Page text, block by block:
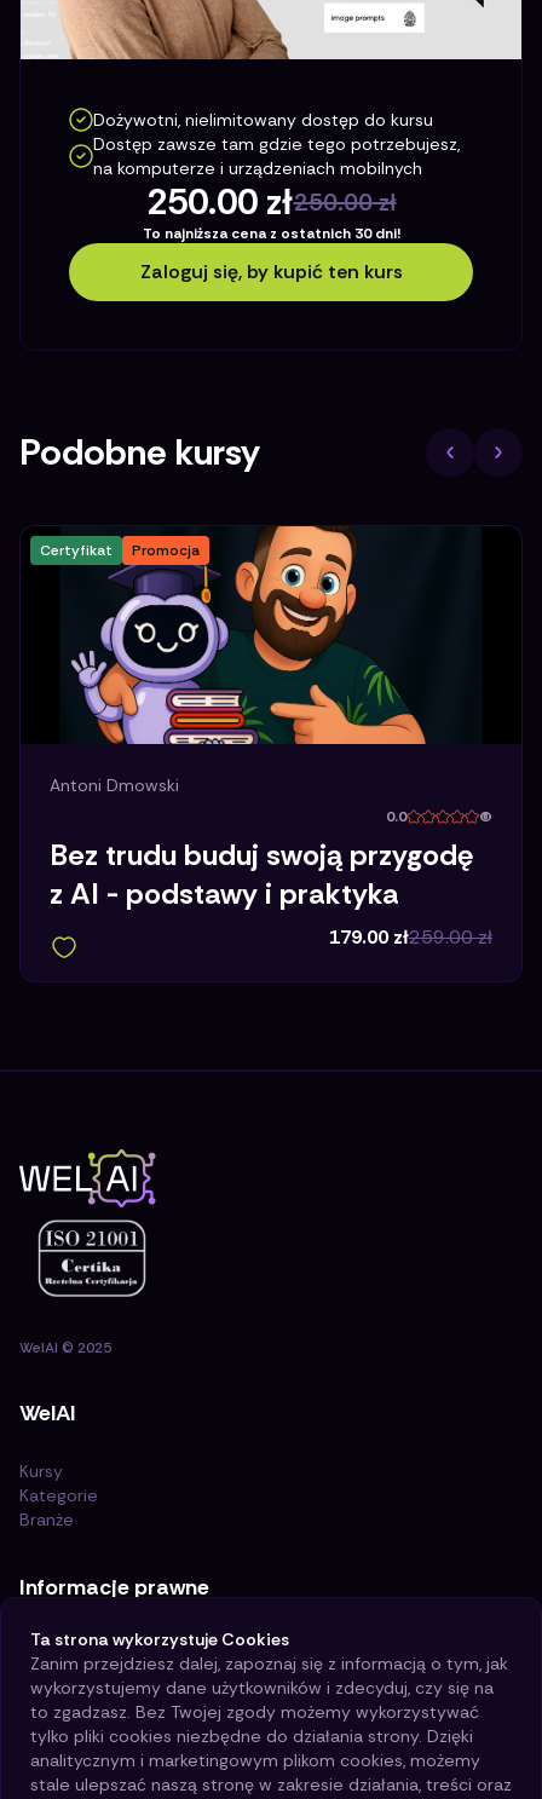
Dożywotni, nielimitowany dostęp do kursu
Dostęp zawsze tam gdzie tego potrzebujesz,
na komputerze i urządzeniach mobilnych
250.00zł250.00zł
To najniższa cena z ostatnich 30 dni!
Zaloguj się, by kupić ten kurs
Podobne kursy
Certyfikat Promocja
Antoni Dmowski
0.0 (
Bez trudu buduj swoją przygodę
z AI - podstawy i praktyka
179.00 zł259.00zł
WelAI © 2025
WelAI
Kursy
Kategorie
Branże
Informacje prawne
Certyfikat ISO 21001:2018
Polityka i cele jakości
Polityka prywatności
Regulamin
Polityka Cookies
Ta strona wykorzystuje Cookies
Zanim przejdziesz dalej, zapoznaj się z informacją o tym, jak
wykorzystujemy dane użytkowników i zdecyduj, czy się na
to zgadzasz. Bez Twojej zgody możemy wykorzystywać
tylko pliki cookies niezbędne do działania strony. Dzięki
analitycznym i marketingowym plikom cookies, możemy
stale ulepszać naszą stronę w zakresie działania, treści oraz